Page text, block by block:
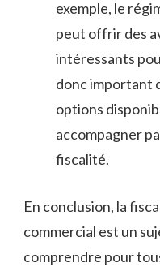
exemple, ​le
peut offrir des
intéressants
donc important
options
⁤accompagner
fiscalité.
En conclusion, la
commercial est un
⁣comprendre ⁤pour